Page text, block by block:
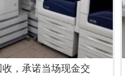
，承诺当场现金交